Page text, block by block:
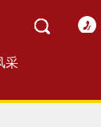
采